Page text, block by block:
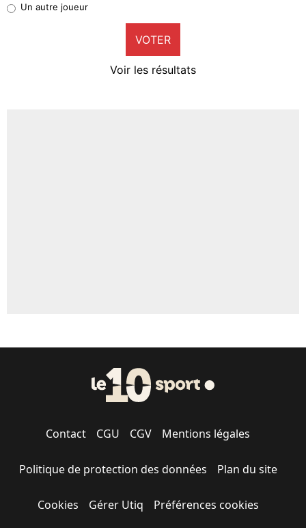
9%
Un autre joueur
VOTER
Voir les résultats
Contact CGU CGV Mentions légales
Politique de protection des données Plan du site
Cookies Gérer Utiq Préférences cookies